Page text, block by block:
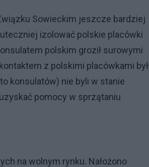
Sowieckim jeszcze bardziej
izolować polskie placówki
polskim groził surowymi
z polskimi placówkami był
konsulatów) nie byli w stanie
pomocy w sprzątaniu
na wolnym rynku. Nałożono